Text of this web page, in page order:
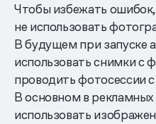
Чтобы избежать
не использовать
В будущем при запуске
использовать снимки с
проводить фотосессии
В основном в
использовать